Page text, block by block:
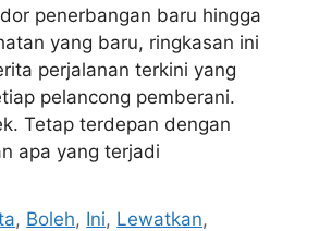
penerbangan baru hingga
yang baru, ringkasan ini
perjalanan terkini yang
pelancong pemberani.
Tetap terdepan dengan
apa yang terjadi
, Boleh, Ini, Lewatkan,